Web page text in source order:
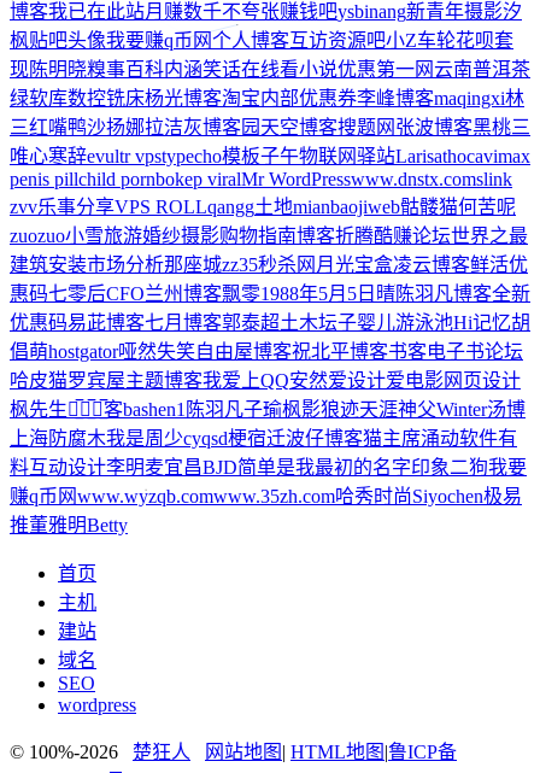
博客我已在此站月赚数千不夸张赚钱吧ysbinang新青年摄影汐
枫贴吧头像我要赚q币网个人博客互访资源吧小Z车轮花呗套
现陈明晓糗事百科内涵笑话在线看小说优惠第一网云南普洱茶
绿软库数控铣床杨光博客淘宝内部优惠券李峰博客maqingxi林
三红嘴鸭沙扬娜拉洁灰博客园 天空博客搜题网 张波博客黑桃三
唯心寒辞evultr vpstypecho模板子午物联网驿站Larisathocavimax
penis pillchild pornbokep viralMr WordPresswww.dnstx.comslink
zvv乐事分享VPS ROLLqangg土地mianbaojiweb骷髅猫何苦呢
zuozuo小雪旅游婚纱摄影购物指南博客折腾酷赚论坛世界之最
建筑安装市场分析那座城zz35秒杀网 月光宝盒凌云博客鲜活优
惠码七零后CFO兰州博客飘零1988年5月5日晴陈羽凡博客全新
优惠码易茈博客七月博客郭泰超土木坛子婴儿游泳池Hi记忆胡
倡萌hostgator哑然失笑自由屋博客祝北平博客书客电子书论坛
哈皮猫罗宾屋主题博客我爱上QQ安然爱设计爱电影网页设计
枫先生花̲̅盗̲̅博̲̅客bashen1 陈羽凡子瑜枫影狼迹天涯神父Winter汤博
上海防腐木我是周少cyqsd梗宿迁波仔博客猫主席涌动软件有
料互动设计李明麦宜昌BJD简单是我最初的名字印象二狗我要
赚q币网www.wyzqb.comwww.35zh.com哈秀时尚Siyochen极易
推董雅明Betty
首页
主机
建站
域名
SEO
wordpress
© 100%-2026 楚狂人 网站地图 | HTML地图 |鲁ICP备